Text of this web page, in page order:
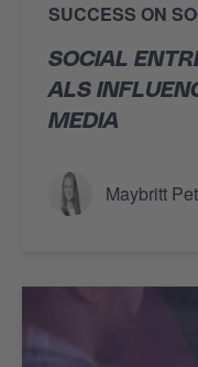
SUCCESS ON
SOCIAL
ALS
MEDIA
Maybritt